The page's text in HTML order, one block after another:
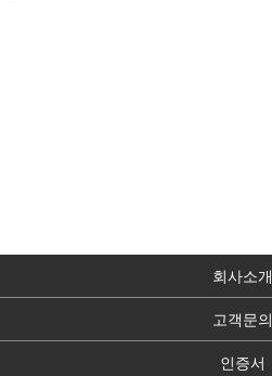
회사소개
고객문의
인증서